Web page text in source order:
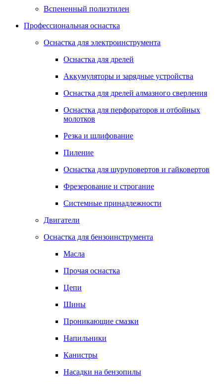
Вспененный полиэтилен
Профессиональная оснастка
Оснастка для электроинструмента
Оснастка для дрелей
Аккумуляторы и зарядные устройства
Оснастка для дрелей алмазного сверления
Оснастка для перфораторов и отбойных
молотков
Резка и шлифование
Пиление
Оснастка для шуруповертов и гайковертов
Фрезерование и строгание
Системные принадлежности
Двигатели
Оснастка для бензоинструмента
Масла
Прочая оснастка
Цепи
Шины
Проникающие смазки
Напильники
Канистры
Насадки на бензопилы